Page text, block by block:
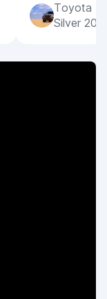
Toyota
Silver